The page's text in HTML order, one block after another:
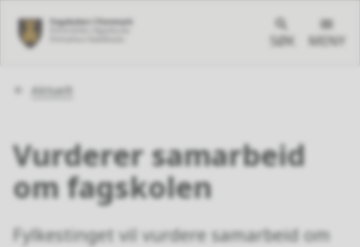
SØK MENY
Du
Aktuelt
Vurderer samarbeid
om fagskolen
Fylkestinget vil vurdere samarbeid om